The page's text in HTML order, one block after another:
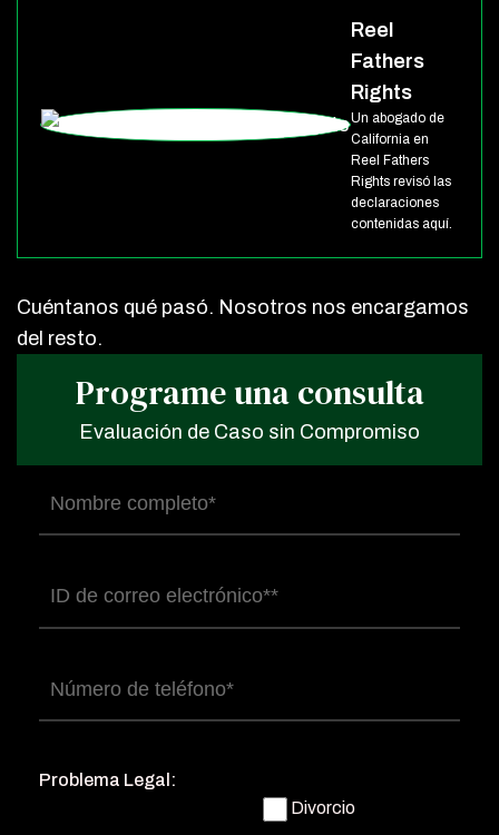
Reel
Fathers
Rights
Un abogado de
California en
Reel Fathers
Rights revisó las
declaraciones
contenidas aquí.
Cuéntanos qué pasó. Nosotros nos encargamos
del resto.
Programe una consulta
Evaluación de Caso sin Compromiso
Nombre
completo(Obligatorio)
Correo
electrónico(Obligatorio)
Número
de
Problema Legal:
Divorcio